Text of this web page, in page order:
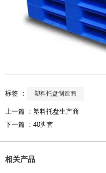
标签 ： 塑料托盘制造商
上一篇 ： 塑料托盘生产商
下一篇 ： 40脚套
相关产品